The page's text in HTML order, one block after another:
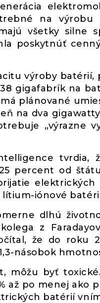
na
všetky silne
poskytnúť
výroby batérií,
gigafabrík na
plánované
na dva
„výrazne
tvrdia,
percent od
elektrických
iónové
dlhú
z
že do roku
násobok
môžu byť
až po menej ako
batérií